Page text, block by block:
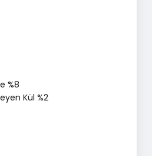
%8
Kül %2